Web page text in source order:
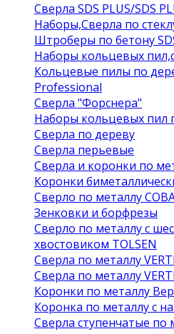
Сверла SDS PLUS/SDS
Наборы,Сверла по
Штроберы по бетону
Наборы кольцевых
Кольцевые пилы по
Professional
Сверла "Форснера"
Наборы кольцевых пил
Сверла по дереву
Сверла перьевые
Сверла и коронки по
Коронки
Сверло по металлу
Зенковки и борфрезы
Сверло по металлу с
хвостовиком TOLSEN
Сверла по металлу
Сверла по металлу
Коронки по металлу
Коронка по металлу с
Сверла ступенчатые по